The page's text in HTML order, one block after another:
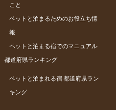
こと
ペットと泊まるためのお役立ち情
報
ペットと泊まる宿でのマニュアル
都道府県ランキング
ペットと泊まれる宿 都道府県ラン
キング